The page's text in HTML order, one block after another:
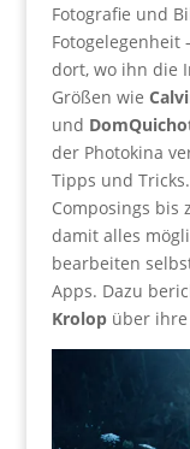
Fotografie und
dort, wo ihn die
Größen wie
und
der Photokina
Tipps und
Composings bis
damit alles
bearbeiten
Apps. Dazu
Krolopüber ihre